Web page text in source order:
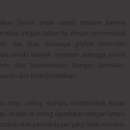
favorit untuk rumah modern karena
tetap elegan. Selain itu, desain ini membuat
dan luas. Biasanya plafon minimalis
terlalu banyak ornamen sehingga cocok
dan Scandinavian. Dengan demikian,
dan tidak berlebihan.
drop ceiling mampu memberikan kesan
desain ini sering dipadukan dengan lampu
efek pencahayaan yang lebih menarik.